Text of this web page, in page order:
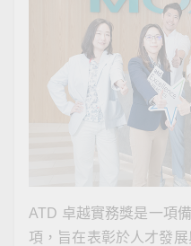
ATD 卓越實務獎是一項
項，旨在表彰於人才發